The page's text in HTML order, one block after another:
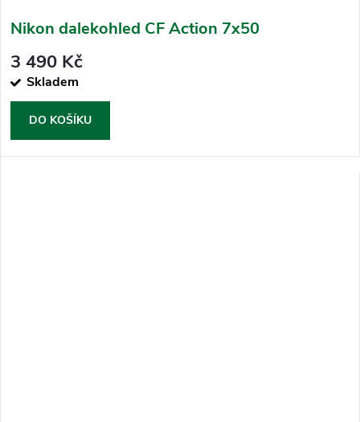
Nikon dalekohled CF Action 7x50
3 490 Kč
Skladem
DO KOŠÍKU